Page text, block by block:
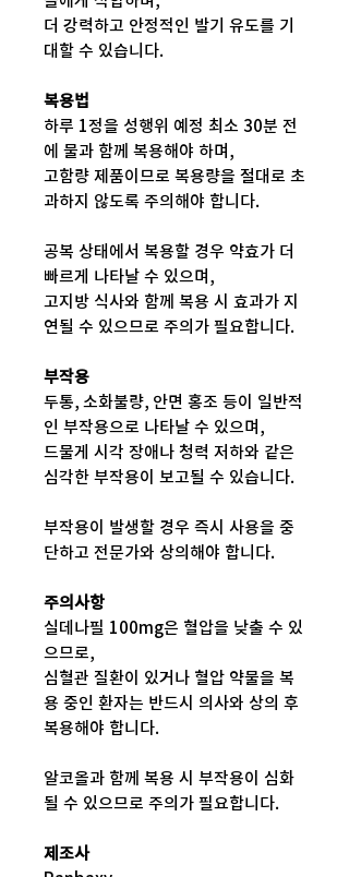
더 강력하고 안정적인 발기 유도를 기
대할 수 있습니다.
복용법
하루 1정을 성행위 예정 최소 30분 전
에 물과 함께 복용해야 하며,
고함량 제품이므로 복용량을 절대로 초
과하지 않도록 주의해야 합니다.
공복 상태에서 복용할 경우 약효가 더
빠르게 나타날 수 있으며,
고지방 식사와 함께 복용 시 효과가 지
연될 수 있으므로 주의가 필요합니다.
부작용
두통, 소화불량, 안면 홍조 등이 일반적
인 부작용으로 나타날 수 있으며,
드물게 시각 장애나 청력 저하와 같은
심각한 부작용이 보고될 수 있습니다.
부작용이 발생할 경우 즉시 사용을 중
단하고 전문가와 상의해야 합니다.
주의사항
실데나필 100mg은 혈압을 낮출 수 있
으므로,
심혈관 질환이 있거나 혈압 약물을 복
용 중인 환자는 반드시 의사와 상의 후
복용해야 합니다.
알코올과 함께 복용 시 부작용이 심화
될 수 있으므로 주의가 필요합니다.
제조사